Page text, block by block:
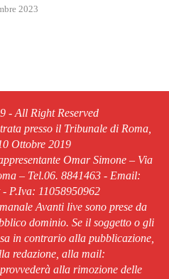
2023
- All Right Reserved
presso il Tribunale di Roma,
Ottobre 2019
Omar Simone – Via
– Tel.06. 8841463 - Email:
P.Iva: 11058950962
Avanti live sono prese da
dominio. Se il soggetto o gli
in contrario alla pubblicazione,
redazione, alla mail:
alla rimozione delle